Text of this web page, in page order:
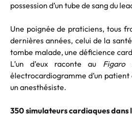
possession d’un tube de sang du
Une poignée de praticiens, tous
dernières années, celui de la
tombe malade, une déficience
L’un d’eux raconte au Figaro
électrocardiogramme d’un patient
un anesthésiste.
350 simulateurs cardiaques dans